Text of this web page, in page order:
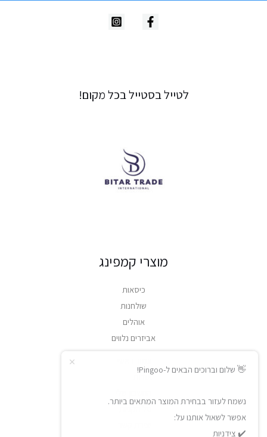
לטייל בסטייל בכל מקום!
מוצרי קמפינג
כיסאות
שולחנות
אוהלים
אביזרים נלווים
אודות
👋 שלום וברוכים הבאים ל-Pingoo!
נשמח לעזור בבחירת המוצר המתאים ביותר.
אפשר לשאול אותנו על:
✔️ צידניות